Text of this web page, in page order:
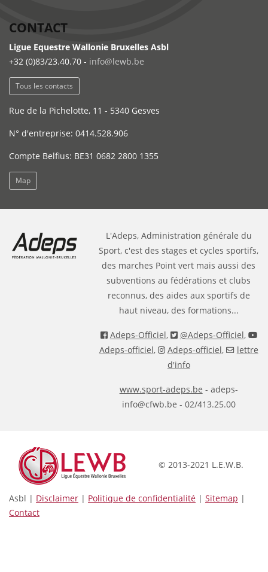
CONTACT
Ligue Equestre Wallonie Bruxelles Asbl
+32 (0)83/23.40.70 - info@lewb.be
Tous les contacts
Rue de la Pichelotte, 11 - 5340 Gesves
N° d'entreprise: 0414.528.906
Compte Belfius: BE31 0682 2800 1355
Map
L'Adeps, Administration générale du
Sport, c'est des stages et cycles sportifs,
des marches Point vert mais aussi des
subventions au fédérations et clubs
reconnus, des aides aux sportifs de
haut niveau, des formations...
Adeps-Officiel, @Adeps-Officiel,
Adeps-officiel, Adeps-officiel,
lettre
d'info
www.sport-adeps.be - adeps-
info@cfwb.be - 02/413.25.00
© 2013-2021 L.E.W.B.
Asbl | Disclaimer | Politique de confidentialité | Sitemap |
Contact